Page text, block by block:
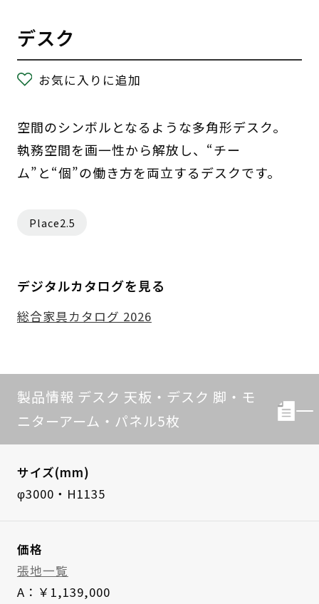
デスク
お気に入りに追加
空間のシンボルとなるような多角形デスク。
執務空間を画一性から解放し、“チー
ム”と“個”の働き方を両立するデスクです。
Place2.5
デジタルカタログを見る
総合家具カタログ 2026
製品情報 デスク 天板・デスク 脚・モ
ニターアーム・パネル5枚
サイズ(mm)
φ3000・H1135
価格
張地一覧
A：￥1,139,000